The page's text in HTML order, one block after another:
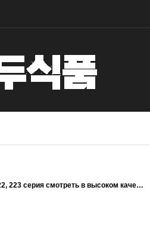
223 серия смотреть в высоком каче…